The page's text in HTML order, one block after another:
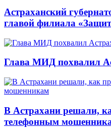
Астраханский
главой филиала
Глава МИД похвалил
В Астрахани решали,
телефонным